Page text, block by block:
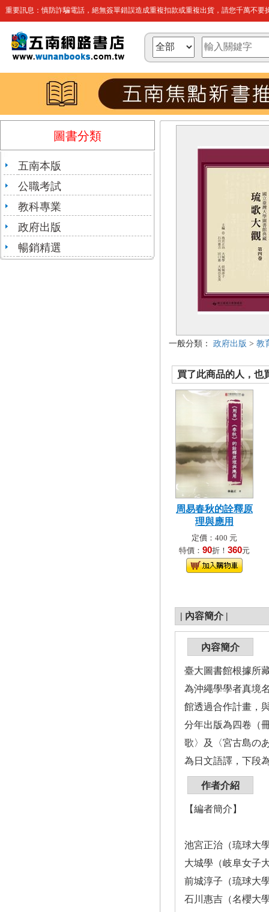
重要訊息：慎防詐騙電話，絕無簽單錯誤造成重複扣款或重複出貨，請您千萬不要
圖書分類
五南本版
公職考試
教科專業
政府出版
暢銷精選
一般分類： 政府出版 > 教
買了此商品的人，也
周易春秋的詮釋原
理與應用
定價：400 元
特價： 90折！ 360元
| 內容簡介 |
內容簡介
臺大圖書館根據所
為沖繩學學者真境
館透過合作計畫，
分年出版為四卷（
歌〉及〈宮古島の
為日文語譯，下段
作者介紹
【編者簡介】
池宮正治（琉球大
大城學（岐阜女子
前城淳子（琉球大
石川惠吉（名櫻大